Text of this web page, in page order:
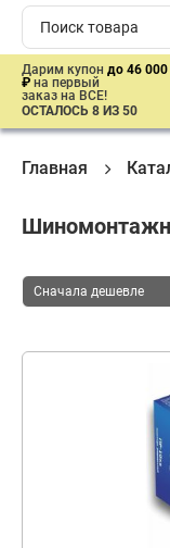
Дарим купон до 46 000
₽ на первый
заказ на ВСЕ!
ОСТАЛОСЬ 8 ИЗ 50
Главная
Сначала дешевле